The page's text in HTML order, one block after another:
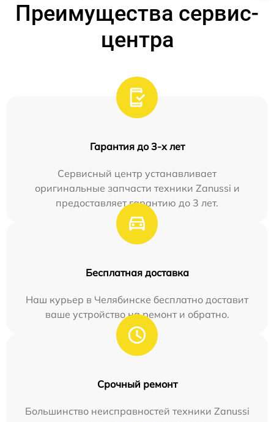
Преимущества сервис-
центра
Гарантия до 3-х лет
Сервисный центр устанавливает
оригинальные запчасти техники Zanussi и
предоставляет гарантию до 3 лет.
Бесплатная доставка
Наш курьер в Челябинске бесплатно доставит
ваше устройство на ремонт и обратно.
Срочный ремонт
Большинство неисправностей техники Zanussi